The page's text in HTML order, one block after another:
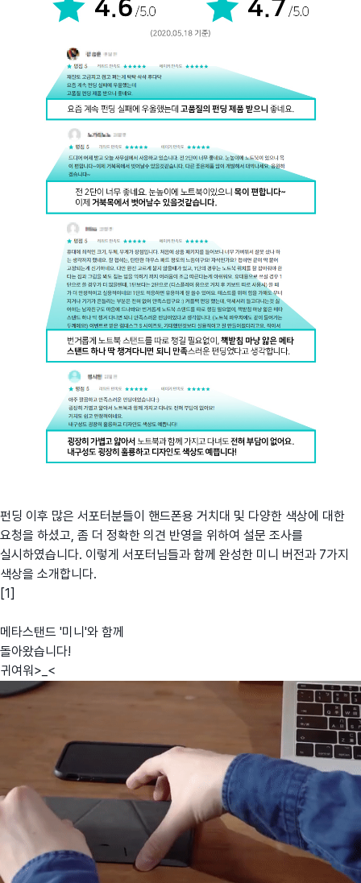
펀딩 이후 많은 서포터분들이 핸드폰용 거치대 및 다양한 색상에 대한
요청을 하셨고, 좀 더 정확한 의견 반영을 위하여 설문 조사를
실시하였습니다. 이렇게 서포터님들과 함께 완성한 미니 버전과 7가지
색상을 소개합니다.
[1]
메타스탠드 '미니'와 함께
돌아왔습니다!
귀여워>_<